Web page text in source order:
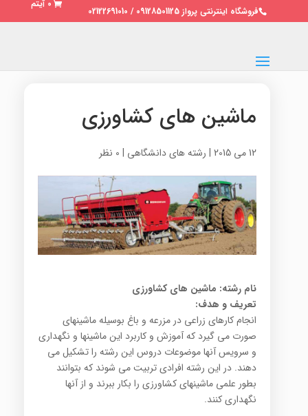
فروشگاه اینترنتی پرواز 09128501125 / 02122691010
0 آیتم
ماشین های کشاورزی
12 می 2015 | رشته های دانشگاهی | 0 نظر
نام رشته: ماشین های کشاورزی
تعریف و هدف:
انجام کارهای زراعی در مزرعه و باغ بوسیله ماشینهای
صورت می گیرد که آموزش و کاربرد این ماشینها و نگهداری
و سرویس آنها موضوعات دروس این رشته را تشکیل می
دهند. در این رشته افرادی تربیت می شوند که بتوانند
بطور علمی ماشینهای کشاورزی را بکار ببرند و از آنها
نگهداری کنند.